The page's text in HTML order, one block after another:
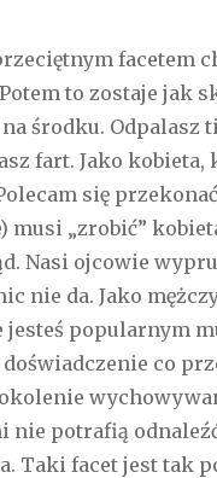
facetem
to zostaje jak
środku. Odpalasz
fart. Jako
się
musi „zrobić”
Nasi ojcowie
nie da. Jako
jesteś popularnym
co
nie potrafią
Taki facet jest tak